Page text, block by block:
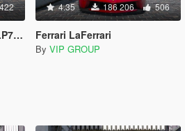
4.35 186 206 506
Ferrari LaFerrari
By VIP GROUP